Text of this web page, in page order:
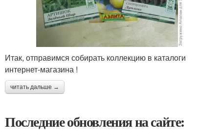
Итак, отправимся собирать коллекцию в каталоги
интернет-магазина !
читать дальше →
Последние обновления на сайте: